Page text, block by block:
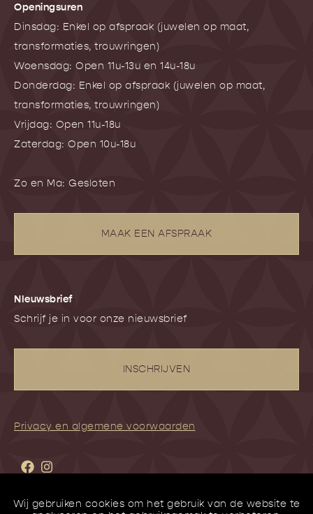
Wij gebruiken cookies om het gebruik van de website te
Openingsuren
Dinsdag: Enkel op afspraak (juwelen op maat,
transformaties, trouwringen)
Woensdag: Open 11u-13u en 14u-18u
Donderdag: Enkel op afspraak (juwelen op maat,
transformaties, trouwringen)
Vrijdag: Open 11u-18u
Zaterdag: Open 10u-18u
Zo en Ma: Gesloten
MAAK EEN AFSPRAAK
NIeuwsbrief
Schrijf je in voor onze nieuwsbrief
INSCHRIJVEN
Privacy en algemene voorwaarden